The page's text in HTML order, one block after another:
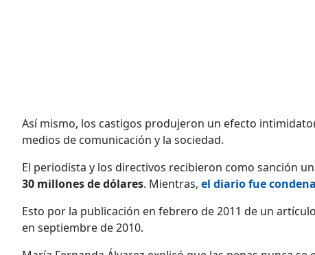
Así mismo, los castigos produjeron un efecto
medios de comunicación y la sociedad.
El periodista y los directivos recibieron como sanción
30 millones de dólares. Mientras, el diario fue
Esto por la publicación en febrero de 2011 de un
en septiembre de 2010.